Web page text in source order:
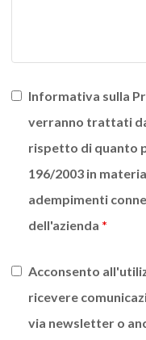
Informativa sulla
verranno trattati
rispetto di quanto
196/2003 in
adempimenti
dell'azienda *
Acconsento
ricevere
via newsletter o